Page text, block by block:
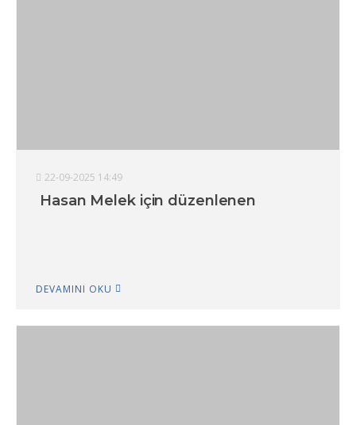
22-09-2025 14:49
Hasan Melek için düzenlenen
DEVAMINI OKU